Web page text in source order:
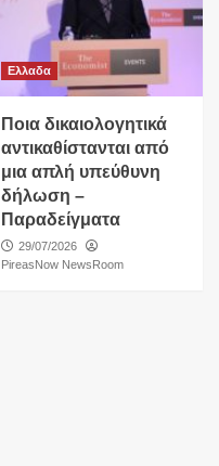
Ελλαδα
Ποια δικαιολογητικά
αντικαθίστανται από
μια απλή υπεύθυνη
δήλωση –
Παραδείγματα
29/07/2026
PireasNow NewsRoom